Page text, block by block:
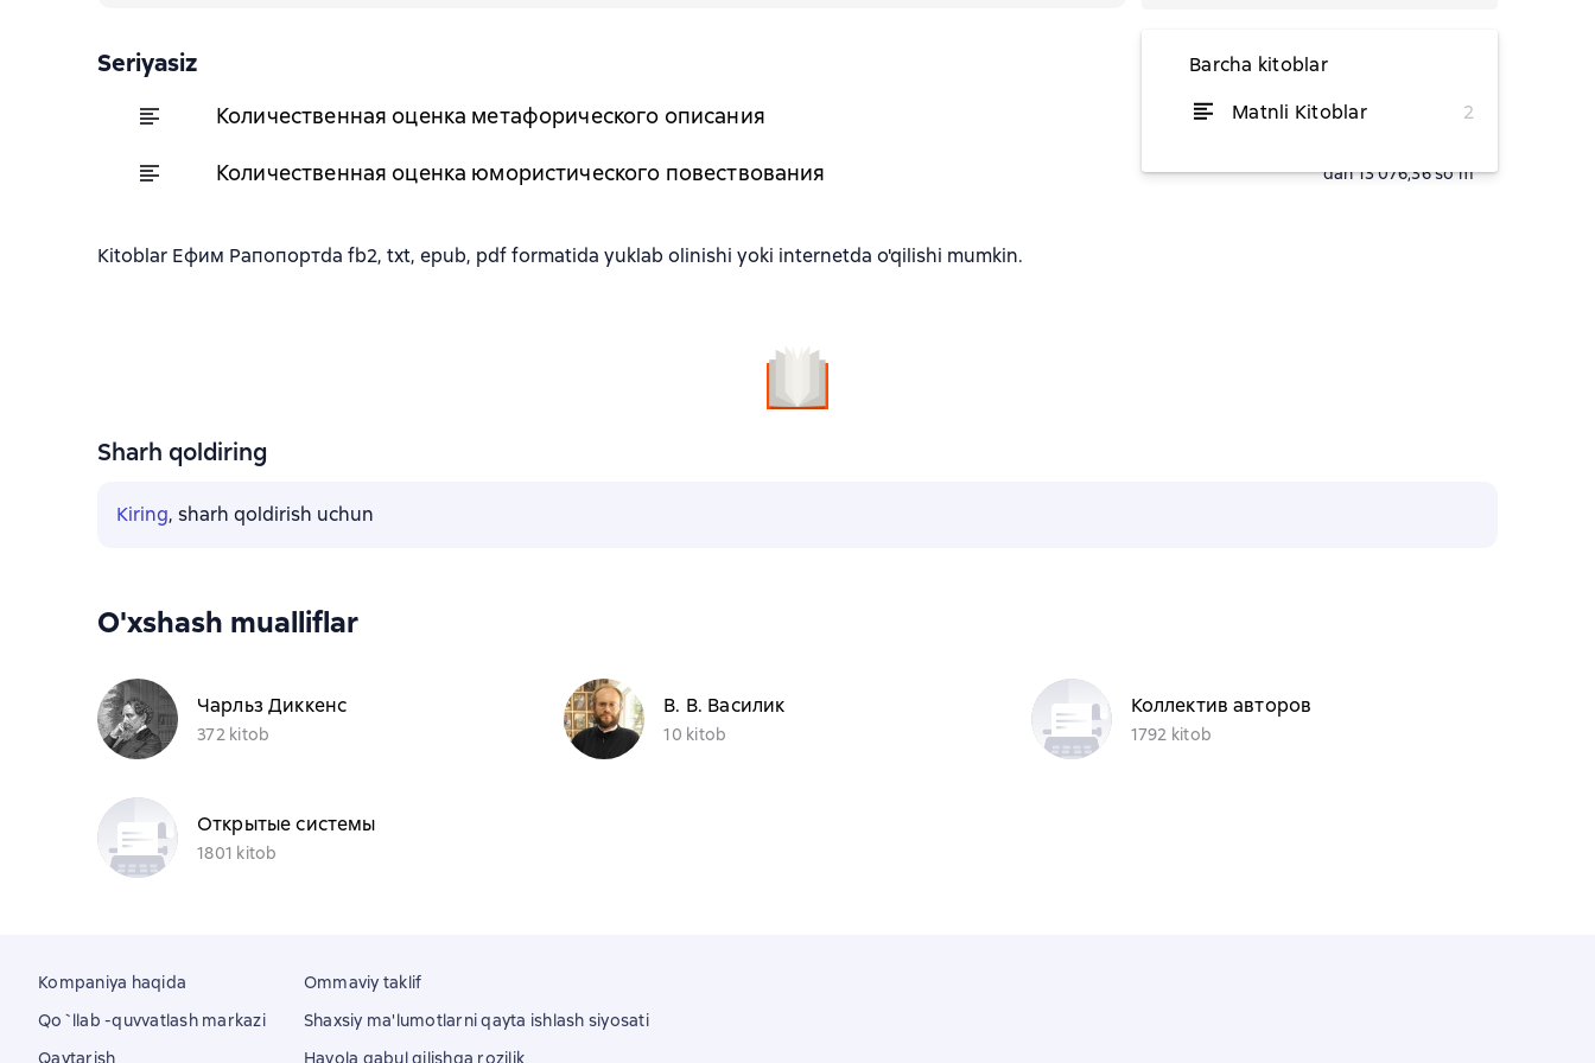
Barcha kitoblar
Matnli Kitoblar
2
Seriyasiz
Количественная оценка метафорического описания dan 21 672,73 soʻm
Количественная оценка юмористического повествования dan 13 076,36 soʻm
Kitoblar Ефим Рапопортda fb2, txt, epub, pdf formatida yuklab olinishi yoki internetda o'qilishi mumkin.
Sharh qoldiring
Kiring, sharh qoldirish uchun
O'xshash mualliflar
Чарльз Диккенс
372 kitob
В. В. Василик
10 kitob
Коллектив авторов
1792 kitob
Открытые системы
1801 kitob
Kompaniya haqida
Qo`llab -quvvatlash markazi
Qaytarish
Ommaviy taklif
Shaxsiy ma'lumotlarni qayta ishlash siyosati
Havola qabul qilishga rozilik